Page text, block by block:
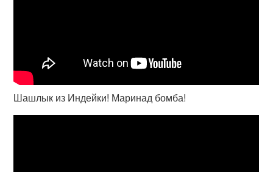
Шашлык из Индейки! Маринад бомба!